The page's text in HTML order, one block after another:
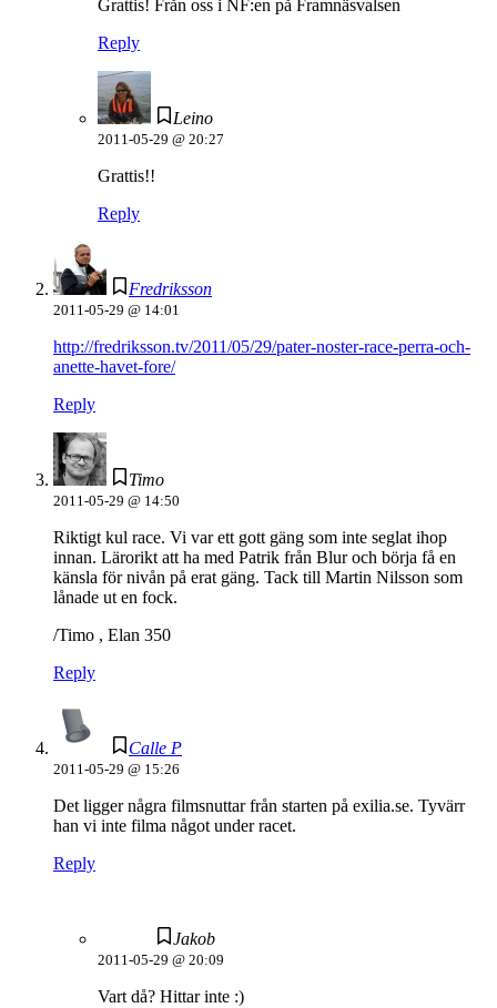
Grattis! Från oss i NF:en på Framnäsvalsen
Reply
Leino
2011-05-29 @ 20:27
Grattis!!
Reply
Fredriksson
2011-05-29 @ 14:01
http://fredriksson.tv/2011/05/29/pater-noster-race-perra-och-
anette-havet-fore/
Reply
Timo
2011-05-29 @ 14:50
Riktigt kul race. Vi var ett gott gäng som inte seglat ihop
innan. Lärorikt att ha med Patrik från Blur och börja få en
känsla för nivån på erat gäng. Tack till Martin Nilsson som
lånade ut en fock.
/Timo , Elan 350
Reply
Calle P
2011-05-29 @ 15:26
Det ligger några filmsnuttar från starten på exilia.se. Tyvärr
han vi inte filma något under racet.
Reply
Jakob
2011-05-29 @ 20:09
Vart då? Hittar inte :)